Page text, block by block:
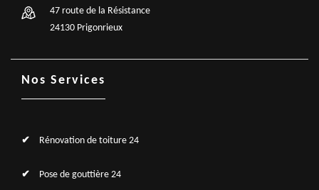
47 route de la Résistance
24130 Prigonrieux
Nos Services
Rénovation de toiture 24
Pose de gouttière 24